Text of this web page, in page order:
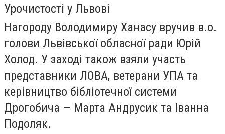
Урочистості у Львові
Нагороду Володимиру Ханасу вручив в.о.
голови Львівської обласної ради Юрій
Холод. У заході також взяли участь
представники ЛОВА, ветерани УПА та
керівництво бібліотечної системи
Дрогобича — Марта Андрусик та Іванна
Подоляк.